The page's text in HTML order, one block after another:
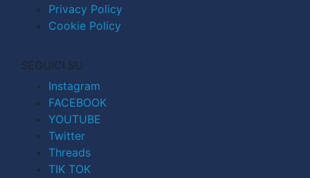
Privacy Policy
Cookie Policy
SEGUICI SU
Instagram
FACEBOOK
YOUTUBE
Twitter
Threads
TIK TOK